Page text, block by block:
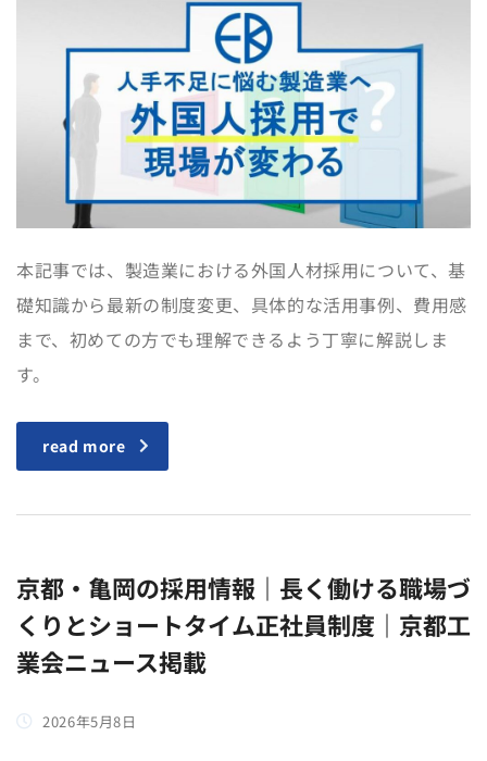
本記事では、製造業における外国人材採用について、基
礎知識から最新の制度変更、具体的な活用事例、費用感
まで、初めての方でも理解できるよう丁寧に解説しま
す。
read more
京都・亀岡の採用情報｜長く働ける職場づ
くりとショートタイム正社員制度｜京都工
業会ニュース掲載
2026年5月8日